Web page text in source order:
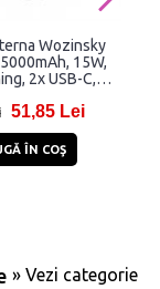
Wozinsky
15W,
2x USB-C,
51,85 Lei
ÎN COŞ
» Vezi categorie